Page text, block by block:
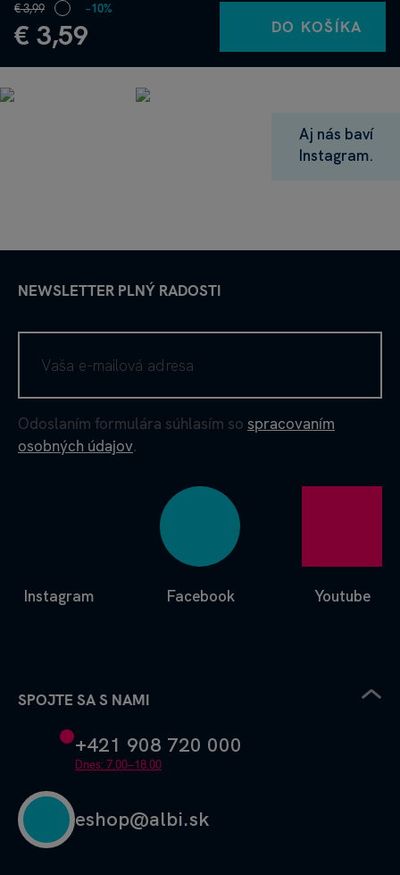
€ 3,99
€ 3,59
−10%
DO KOŠÍKA
Aj nás baví
Instagram.
NEWSLETTER PLNÝ RADOSTI
Odoslaním formulára súhlasím so spracovaním
osobných údajov.
Facebook
Instagram Youtube
SPOJTE SA S NAMI
+421 908 720 000
Dnes: 7.00–18.00
eshop@albi.sk